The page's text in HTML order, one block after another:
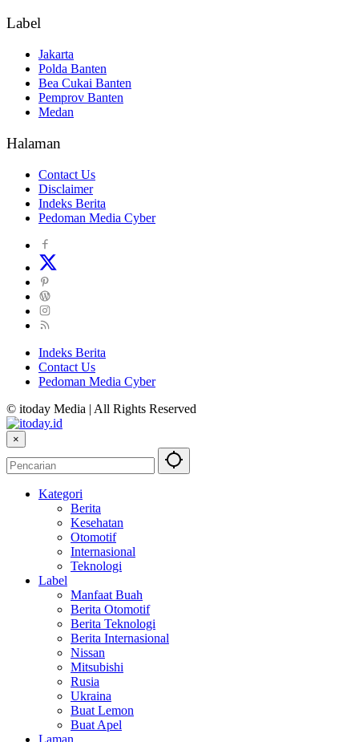
Label
Jakarta
Polda Banten
Bea Cukai Banten
Pemprov Banten
Medan
Halaman
Contact Us
Disclaimer
Indeks Berita
Pedoman Media Cyber
Indeks Berita
Contact Us
Pedoman Media Cyber
© itoday Media | All Rights Reserved
×
Kategori
Berita
Kesehatan
Otomotif
Internasional
Teknologi
Label
Manfaat Buah
Berita Otomotif
Berita Teknologi
Berita Internasional
Nissan
Mitsubishi
Rusia
Ukraina
Buat Lemon
Buat Apel
Laman